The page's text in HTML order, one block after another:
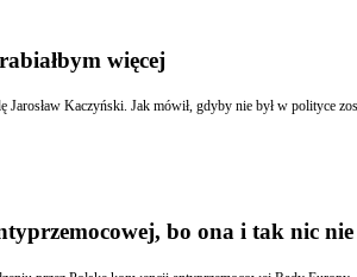
więcej
Kaczyński. Jak mówił, gdyby nie był w polityce
bo ona i tak nic nie